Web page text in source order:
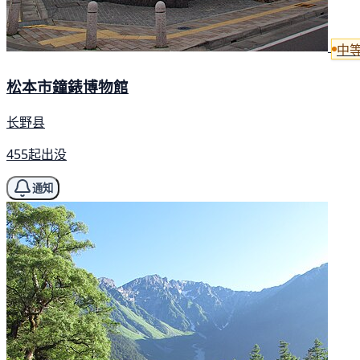
中
松本市鐘錶博物館
长野县
455起出没
通知